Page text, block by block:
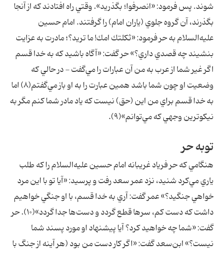
شوند. پس فرمود: «انصرفوا؛ بگذريد». وقتي راه افتادند كه از آنجا
بگذرند، آن گروه جلوي (ياران امام) را گرفتند. امام حسين
عليه‌السلام به حر فرمود: «ثكلتك امك! ما تريد؟؛ مادرت به عزايت
بنشيند چه قصدي داري؟» حر گفت: «آگاه باشيد كه به خدا قسم
اگر غير شما از عرب به من آن عبارات را مي‌گفت - در حالي كه
وضعيت او چون شما باشد همين عبارت را به او باز مي‌گفتم(۸) اما
به خدا قسم براي من اين (حق) نيست كه ياد مادر شما كنم مگر به
نيكوترين وجهي كه مي‌توانم»(۹).
توبه حر
هنگامي كه حر فرياد غريبانه امام حسين عليه‌السلام را كه طلب
ياري مي‌كرد شنيد، نزد عمر سعد رفت و پرسيد: «آيا تو با اين مرد
خواهي جنگيد؟» عمر گفت: آري به خدا قسم، با او جنگي خواهيم
داشت كه دست كم، سرها قطع گردد و دست‌ها جدا گردد»(۱۰). حر
گفت: «شما چه خواهيد كرد؟ آيا پيشنهاد او مورد پسند شما
نيست؟» ابن‌سعد گفت: «اگر كار دست من بود (هر آينه از جنگ با